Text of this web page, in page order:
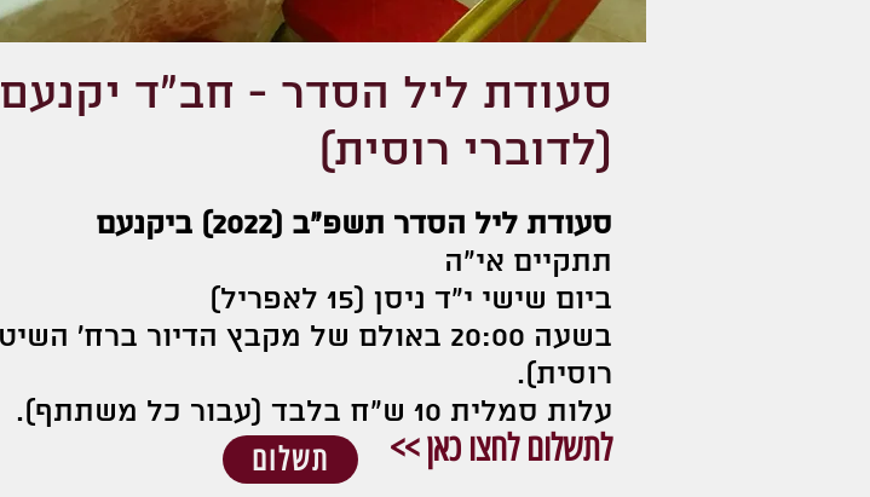
סעודת ליל הסדר - חב"ד יקנעם
(לדוברי רוסית)
סעודת ליל הסדר תשפ"ב (2022) ביקנעם
תתקיים אי"ה
ביום שישי י"ד ניסן (15 לאפריל)
רוסית).
עלות סמלית 10 ש"ח בלבד (עבור כל משתתף).
לתשלום לחצו כאן >> תשלום